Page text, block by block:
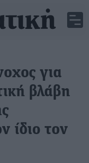
για
βλάβη
ίδιο τον